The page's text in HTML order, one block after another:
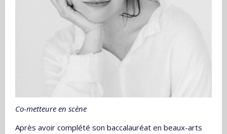
Co-metteure en scène
Après avoir complété son baccalauréat en beaux-arts